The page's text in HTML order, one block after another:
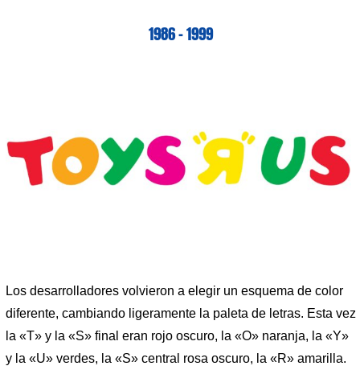
1986 – 1999
Los desarrolladores volvieron a elegir un esquema de color
diferente, cambiando ligeramente la paleta de letras. Esta vez
la «T» y la «S» final eran rojo oscuro, la «O» naranja, la «Y»
y la «U» verdes, la «S» central rosa oscuro, la «R» amarilla.